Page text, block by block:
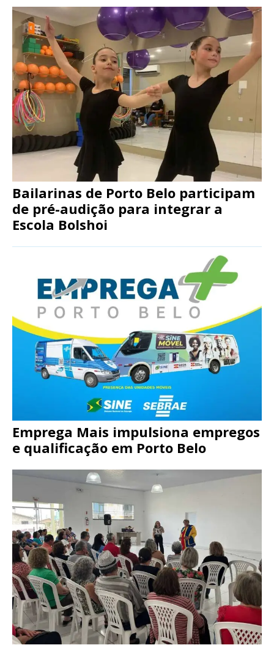
Bailarinas de Porto Belo participam
de pré-audição para integrar a
Escola Bolshoi
Emprega Mais impulsiona empregos
e qualificação em Porto Belo